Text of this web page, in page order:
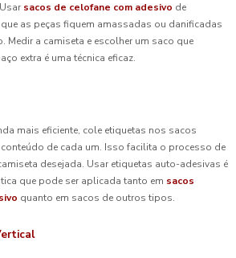
sacos de celofane com adesivo de
as peças fiquem amassadas ou danificadas
Medir a camiseta e escolher um saco que
extra é uma técnica eficaz.
mais eficiente, cole etiquetas nos sacos
de cada um. Isso facilita o processo de
desejada. Usar etiquetas auto-adesivas é
que pode ser aplicada tanto em sacos
quanto em sacos de outros tipos.